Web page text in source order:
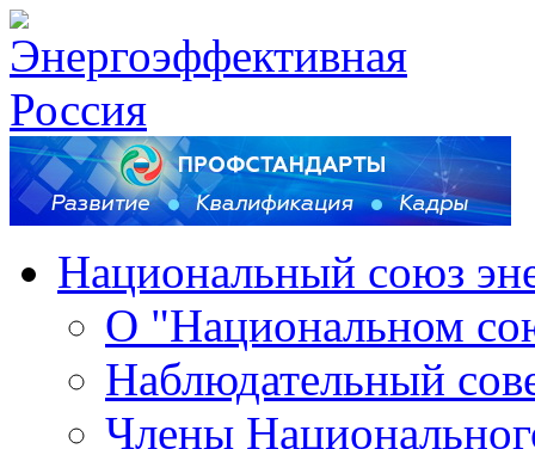
Национальный союз
О "Национальном
Наблюдательный
Члены